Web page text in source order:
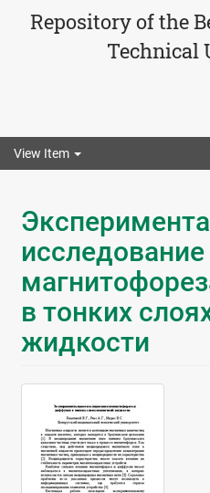
Repository of the
Technical
View Item
исследование
в тонких
жидкости